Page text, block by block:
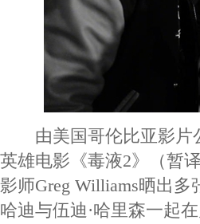
由美国哥伦比亚影片
英雄电影《毒液2》（暂
影师Greg Williams晒出
哈迪与伍迪·哈里森一起